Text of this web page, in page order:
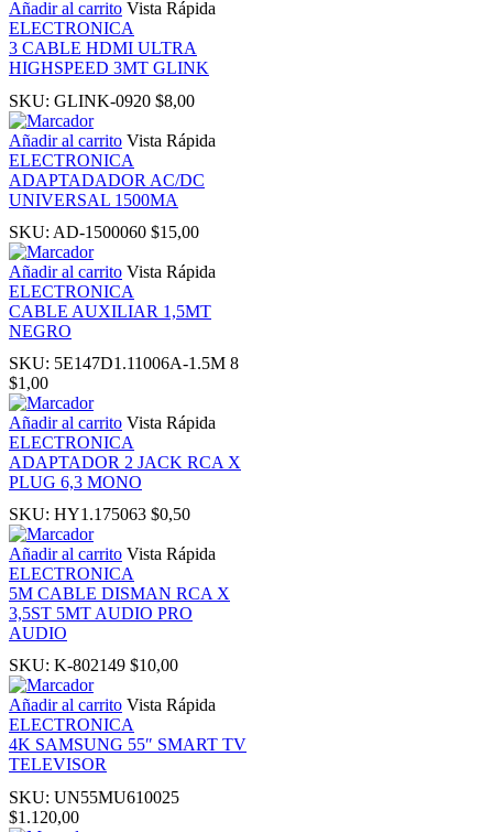
Hacklink panel
Illuminati
Hacklink
Hacklink Panel
Hacklink
Hacklink Panel
Masal oku
Hacklink Panel
Hacklink Panel
Hacklink panel
Masal Oku
Hacklink
Hacklink panel
Hacklink panel
Añadir al carrito Vista Rápida
ELECTRONICA
3 CABLE HDMI ULTRA
HIGHSPEED 3MT GLINK
SKU: GLINK-0920 $8,00
Añadir al carrito Vista Rápida
ELECTRONICA
ADAPTADADOR AC/DC
UNIVERSAL 1500MA
SKU: AD-1500060 $15,00
Añadir al carrito Vista Rápida
ELECTRONICA
CABLE AUXILIAR 1,5MT
NEGRO
SKU: 5E147D1.11006A-1.5M 8
$1,00
Añadir al carrito Vista Rápida
ELECTRONICA
ADAPTADOR 2 JACK RCA X
PLUG 6,3 MONO
SKU: HY1.175063 $0,50
Añadir al carrito Vista Rápida
ELECTRONICA
5M CABLE DISMAN RCA X
3,5ST 5MT AUDIO PRO
AUDIO
SKU: K-802149 $10,00
Añadir al carrito Vista Rápida
ELECTRONICA
4K SAMSUNG 55″ SMART TV
TELEVISOR
SKU: UN55MU610025
$1.120,00